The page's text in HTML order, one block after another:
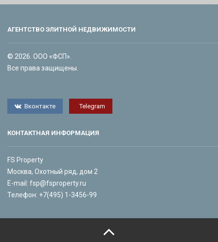
АГЕНТСТВО ЭЛИТНОЙ НЕДВИЖИМОСТИ
© 2026. ООО «ФСП».
Все права защищены.
Вконтакте Telegram
КОНТАКТНАЯ ИНФОРМАЦИЯ
FS Property
Москва, Охотный ряд, дом 2
E-mail: fsp@fsproperty.ru
Телефон: +7(495) 1-3456-99